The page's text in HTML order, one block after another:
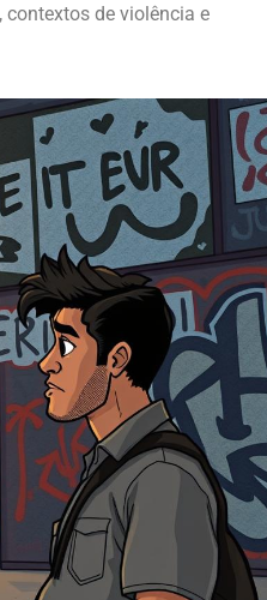
contextos de violência e